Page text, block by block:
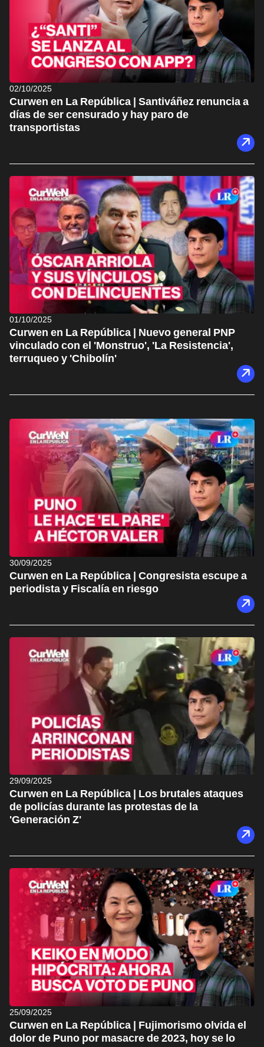
02/10/2025
Curwen en La República | Santiváñez renuncia a
días de ser censurado y hay paro de
transportistas
01/10/2025
Curwen en La República | Nuevo general PNP
vinculado con el 'Monstruo', 'La Resistencia',
terruqueo y 'Chibolín'
30/09/2025
Curwen en La República | Congresista escupe a
periodista y Fiscalía en riesgo
29/09/2025
Curwen en La República | Los brutales ataques
de policías durante las protestas de la
'Generación Z'
25/09/2025
Curwen en La República | Fujimorismo olvida el
dolor de Puno por masacre de 2023, hoy se lo